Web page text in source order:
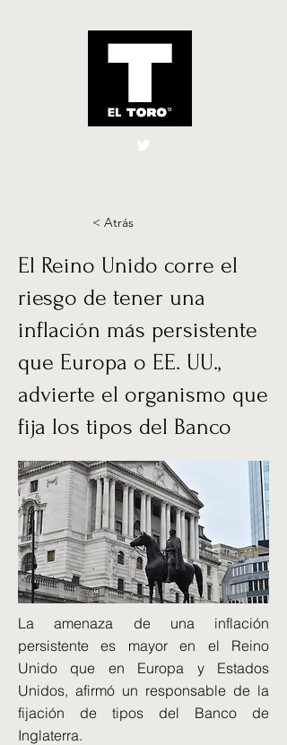
El Toro España
< Atrás
El Reino Unido corre el
riesgo de tener una
inflación más persistente
que Europa o EE. UU.,
advierte el organismo que
fija los tipos del Banco
La amenaza de una inflación
persistente es mayor en el Reino
Unido que en Europa y Estados
Unidos, afirmó un responsable de la
fijación de tipos del Banco de
Inglaterra.